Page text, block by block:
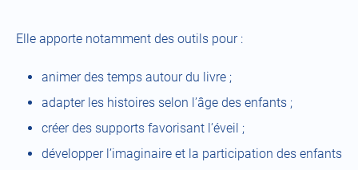
Elle apporte notamment des outils pour :
animer des temps autour du livre ;
adapter les histoires selon l’âge des enfants ;
créer des supports favorisant l’éveil ;
développer l’imaginaire et la participation des enfants